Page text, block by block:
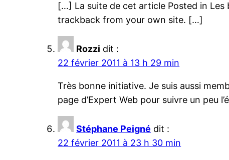
[…] La suite de cet article Posted in Les
trackback from your own site. […]
Rozzi dit :
22 février 2011 à 13 h 29 min
Très bonne initiative. Je suis aussi
page d’Expert Web pour suivre un peu
Stéphane Peigné dit :
22 février 2011 à 23 h 30 min